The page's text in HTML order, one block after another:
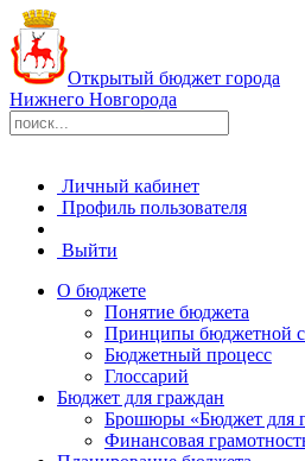
Открытый бюджет города
Нижнего Новгорода
Личный кабинет
Профиль пользователя
Выйти
О бюджете
Понятие бюджета
Принципы бюджетной
Бюджетный процесс
Глоссарий
Бюджет для граждан
Брошюры «Бюджет для
Финансовая